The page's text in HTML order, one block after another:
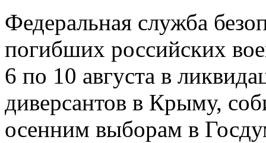
Федеральная служба
погибших российских
6 по 10 августа в
диверсантов в Крыму,
осенним выборам в